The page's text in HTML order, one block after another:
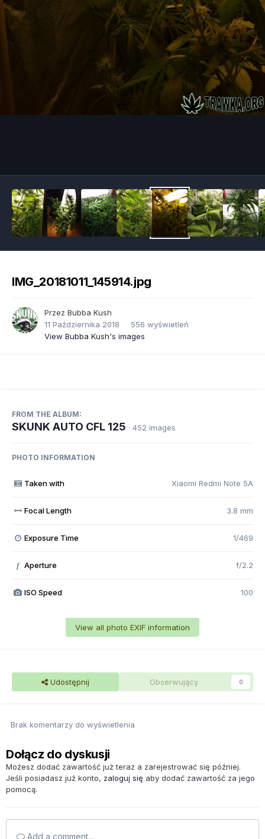
IMG_20181011_145914.jpg
Przez Bubba Kush
11 Października 2018
556 wyświetleń
View Bubba Kush's images
FROM THE ALBUM:
SKUNK AUTO CFL 125 · 452 images
PHOTO INFORMATION
Taken with Xiaomi Redmi Note 5A
Focal Length 3.8 mm
Exposure Time 1/469
f Aperture f/2.2
ISO Speed 100
View all photo EXIF information
Udostępnij Obserwujący 0
Brak komentarzy do wyświetlenia
Dołącz do dyskusji
Możesz dodać zawartość już teraz a zarejestrować się później.
Jeśli posiadasz już konto, zaloguj się aby dodać zawartość za jego
pomocą.
Add a comment...